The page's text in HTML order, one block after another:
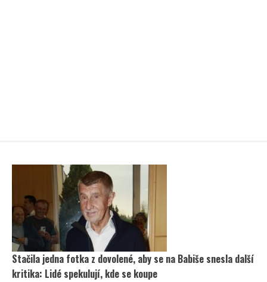
Stačila jedna fotka z dovolené, aby se na Babiše snesla další
kritika: Lidé spekulují, kde se koupe